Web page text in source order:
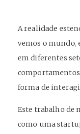
A realidade
vemos o mundo,
em diferentes
comportamentos
forma de
Este trabalho de
como uma